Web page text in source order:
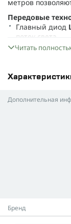
метров
Передовые
Главный диод
поток света.
СветодиодXP-
Чёрный свет
яркость,
Режим
режиме, что
из строя
Режимы работы
Восемь режимов
Читать
Дополнительная
Бренд